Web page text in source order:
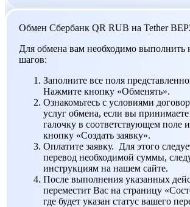
Обмен Сбербанк QR RUB на Tether
Для обмена вам необходимо выполнить
шагов:
Заполните все поля
Нажмите кнопку «Обменять».
Ознакомьтесь с условиями
услуг обмена, если вы принимаете
галочку в соответствующем поле
кнопку «Создать заявку».
Оплатите заявку. Для этого
перевод необходимой суммы,
инструкциям на нашем сайте.
После выполнения указанных
переместит Вас на страницу
где будет указан статус вашего